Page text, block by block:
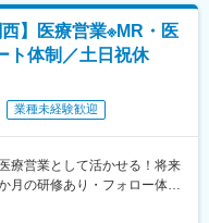
報提供を行います。担当施
製品の処方後の情報収集を
】医療営業※MR・医
ト体制／土日祝休
業種未経験歓迎
療営業として活かせる！将来
月の研修あり・フォロー体制